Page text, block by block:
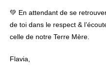
💚 En attendant de se
de toi dans le respect &
celle de notre Terre Mère.
Flavia,